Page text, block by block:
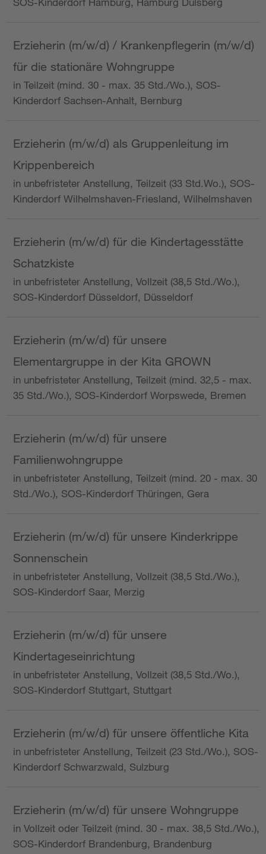
Erzieherin (m/w/d) / Krankenpflegerin (m/w/d)
für die stationäre Wohngruppe
in Teilzeit (mind. 30 - max. 35 Std./Wo.), SOS-
Kinderdorf Sachsen-Anhalt, Bernburg
Erzieherin (m/w/d) als Gruppenleitung im
Krippenbereich
in unbefristeter Anstellung, Teilzeit (33 Std.Wo.), SOS-
Kinderdorf Wilhelmshaven-Friesland, Wilhelmshaven
Erzieherin (m/w/d) für die Kindertagesstätte
Schatzkiste
in unbefristeter Anstellung, Vollzeit (38,5 Std./Wo.),
SOS-Kinderdorf Düsseldorf, Düsseldorf
Erzieherin (m/w/d) für unsere
Elementargruppe in der Kita GROWN
in unbefristeter Anstellung, Teilzeit (mind. 32,5 - max.
35 Std./Wo.), SOS-Kinderdorf Worpswede, Bremen
Erzieherin (m/w/d) für unsere
Familienwohngruppe
in unbefristeter Anstellung, Teilzeit (mind. 20 - max. 30
Std./Wo.), SOS-Kinderdorf Thüringen, Gera
Erzieherin (m/w/d) für unsere Kinderkrippe
Sonnenschein
in unbefristeter Anstellung, Vollzeit (38,5 Std./Wo.),
SOS-Kinderdorf Saar, Merzig
Erzieherin (m/w/d) für unsere
Kindertageseinrichtung
in unbefristeter Anstellung, Vollzeit (38,5 Std./Wo.),
SOS-Kinderdorf Stuttgart, Stuttgart
Erzieherin (m/w/d) für unsere öffentliche Kita
in unbefristeter Anstellung, Teilzeit (23 Std./Wo.), SOS-
Kinderdorf Schwarzwald, Sulzburg
Erzieherin (m/w/d) für unsere Wohngruppe
in Vollzeit oder Teilzeit (mind. 30 - max. 38,5 Std./Wo.),
SOS-Kinderdorf Brandenburg, Brandenburg